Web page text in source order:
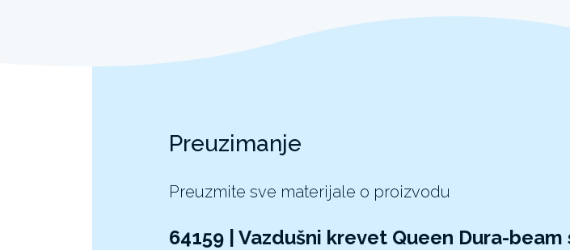
Preuzimanje
Preuzmite sve materijale o proizvodu
64159 | Vazdušni krevet Queen Dura-